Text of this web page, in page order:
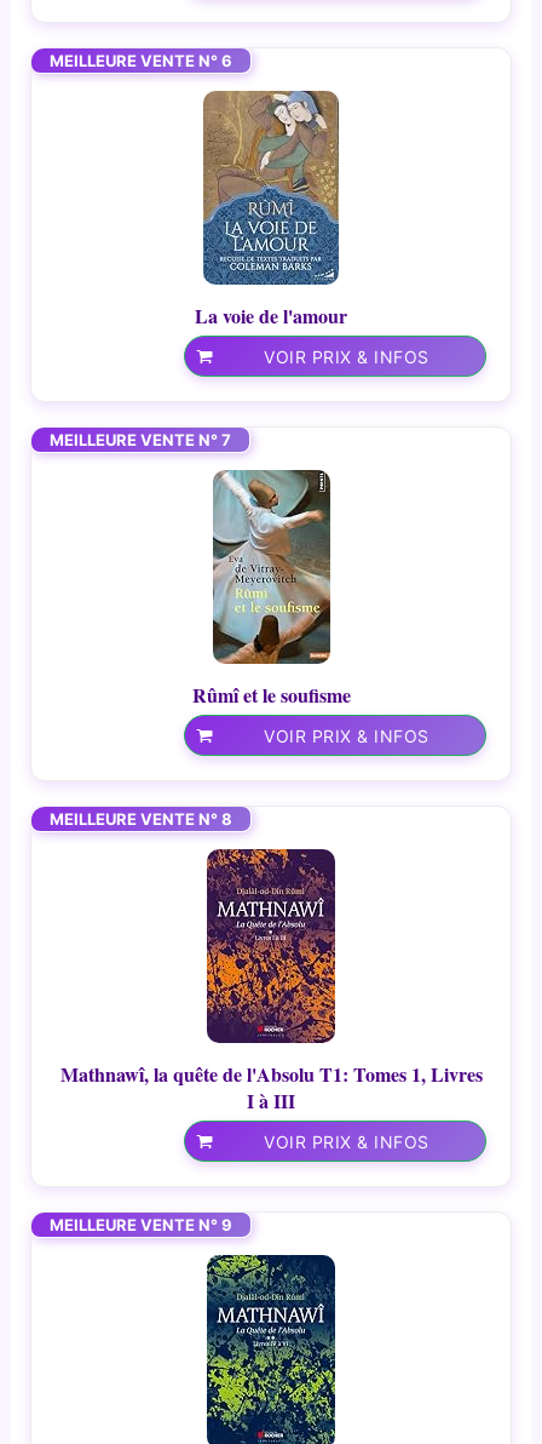
MEILLEURE VENTE N° 6
La voie de l'amour
VOIR PRIX & INFOS
MEILLEURE VENTE N° 7
Rûmî et le soufisme
VOIR PRIX & INFOS
MEILLEURE VENTE N° 8
Mathnawî, la quête de l'Absolu T1: Tomes 1, Livres
I à III
VOIR PRIX & INFOS
MEILLEURE VENTE N° 9